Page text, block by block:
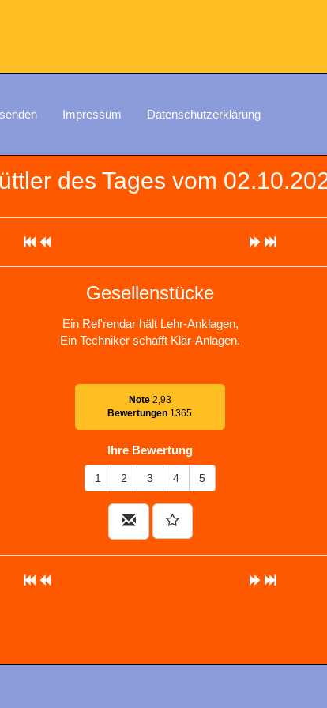
Impressum Datenschutzerklärung
des Tages vom
Gesellenstücke
Ein Ref'rendar hält Lehr-Anklagen,
Ein Techniker schafft Klär-Anlagen.
Note2,93
Bewertungen 1365
Ihre Bewertung
1 2 3 4 5